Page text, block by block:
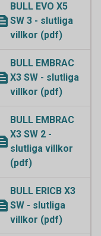
BULL EVO X5
SW 3 - slutliga
villkor (pdf)
BULL EMBRAC
X3 SW - slutliga
villkor (pdf)
BULL EMBRAC
X3 SW 2 -
slutliga villkor
(pdf)
BULL ERICB X3
SW - slutliga
villkor (pdf)